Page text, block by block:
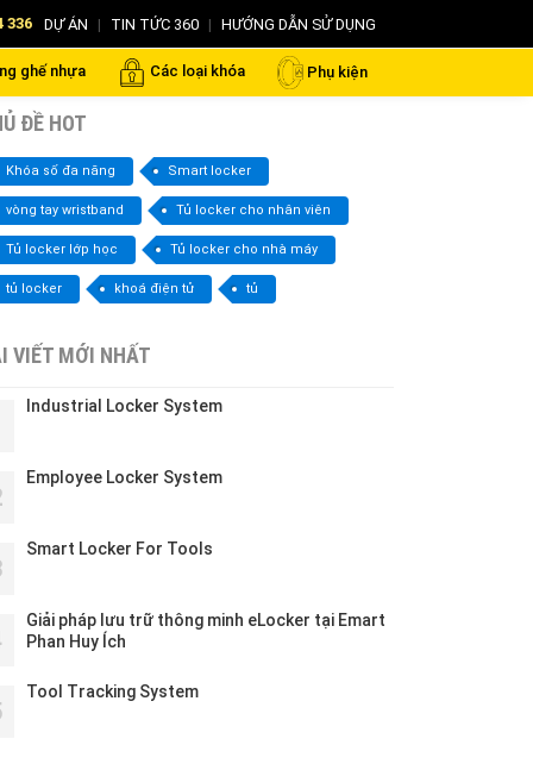
336 DỰ ÁN | TIN TỨC 360 | HƯỚNG DẪN SỬ DỤNG
ghế nhựa Các loại khóa Phụ kiện
ĐỀ HOT
Khóa số đa năng Smart locker
vòng tay wristband Tủ locker cho nhân viên
Tủ locker lớp học Tủ locker cho nhà máy
tủ locker khoá điện tử tủ
VIẾT MỚI NHẤT
Industrial Locker System
Employee Locker System
Smart Locker For Tools
Giải pháp lưu trữ thông minh eLocker tại Emart
Phan Huy Ích
Tool Tracking System